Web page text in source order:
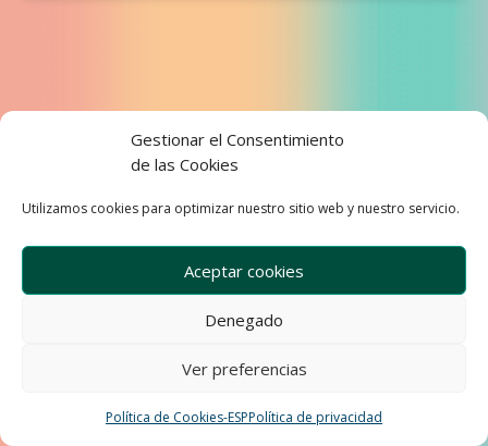
Gestionar el Consentimiento
de las Cookies
Utilizamos cookies para optimizar nuestro sitio web y nuestro servicio.
Aceptar cookies
Denegado
Ver preferencias
Política de Cookies-ESPPolítica de privacidad